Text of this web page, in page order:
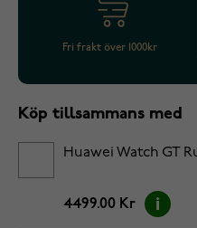
Fri frakt över 1000kr
Köp tillsammans med
Huawei Watch GT
4499.00 Kr